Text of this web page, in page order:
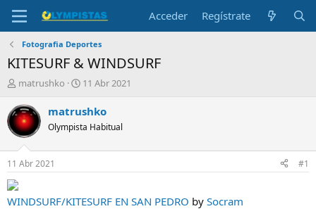
Acceder Regístrate
Fotografia Deportes
KITESURF & WINDSURF
I
i
c
i
a
d
o
r
d
e
matrushko
F
c
a
i
i
c
11 Abr 2021
matrushko
Olympista Habitual
11 Abr 2021 #1
WINDSURF/KITESURF EN SAN PEDRO by Socram